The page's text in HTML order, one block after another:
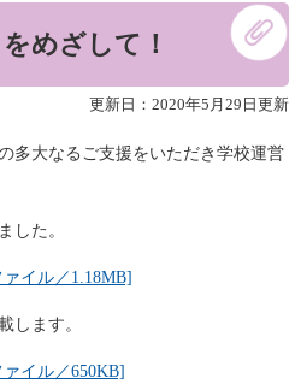
めざして！
更新日：2020年5月29日更新
多大なるご支援をいただき学校運営
した。
イル／1.18MB]
します。
イル／650KB]